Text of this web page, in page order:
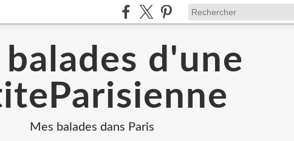
balades d'une
Mes balades dans Paris